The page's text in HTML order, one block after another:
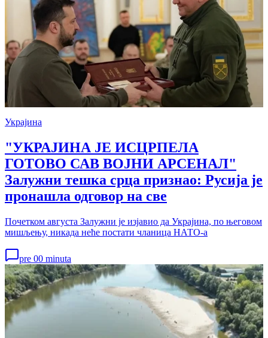
Украјина
"УКРАЈИНА ЈЕ ИСЦРПЕЛА
ГОТОВО САВ ВОЈНИ АРСЕНАЛ"
Залужни тешка срца признао: Русија је
пронашла одговор на све
Почетком августа Залужни је изјавио да Украјина, по његовом
мишљењу, никада неће постати чланица НАТО-а
pre 00 minuta